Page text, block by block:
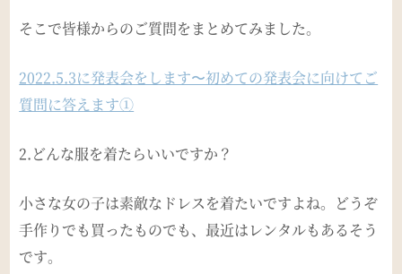
そこで皆様からのご質問をまとめてみました。
2022.5.3に発表会をします〜初めての発表会に向けてご
質問に答えます①
2.どんな服を着たらいいですか？
小さな女の子は素敵なドレスを着たいですよね。どうぞ
手作りでも買ったものでも、最近はレンタルもあるそう
です。